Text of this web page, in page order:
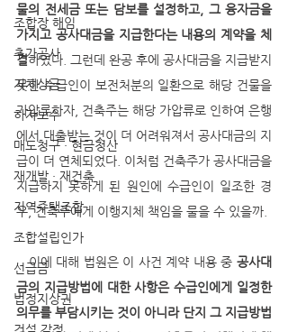
조합장 해임
추가공사
지체상금
하자보수
매도청구 · 현금청산
재개발 · 재건축
지역주택조합
조합설립인가
선급금
법정지상권
물의 전세금 또는 담보를 설정하고, 그 융자금을
가지고 공사대금을 지급한다는 내용의 계약을 체
결하였다. 그런데 완공 후에 공사대금을 지급받지
못한 수급인이 보전처분의 일환으로 해당 건물을
가압류하자, 건축주는 해당 가압류로 인하여 은행
에서 대출받는 것이 더 어려워져서 공사대금의 지
급이 더 연체되었다. 이처럼 건축주가 공사대금을
지급하지 못하게 된 원인에 수급인이 일조한 경
우, 건축주에게 이행지체 책임을 물을 수 있을까.
   이에 대해 법원은 이 사건 계약 내용 중
공사대
금의 지급방법에 대한 사항은 수급인에게 일정한
의무를 부담시키는 것이 아니라 단지 그 지급방법